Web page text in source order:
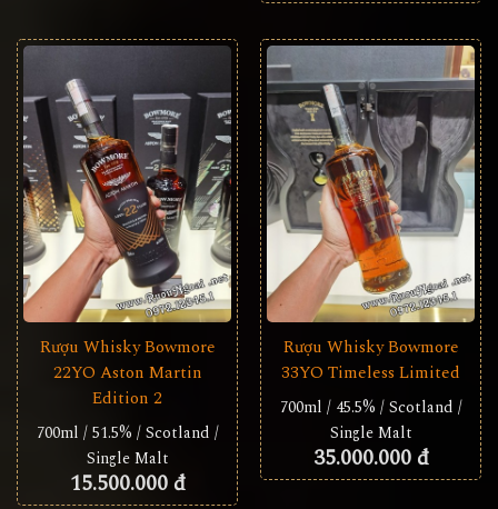
Rượu Whisky Bowmore
22YO Aston Martin
Edition 2
700ml / 51.5% / Scotland /
Single Malt
15.500.000 đ
Rượu Whisky Bowmore
33YO Timeless Limited
700ml / 45.5% / Scotland /
Single Malt
35.000.000 đ